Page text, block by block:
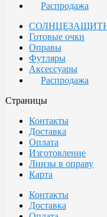
Распродажа
Готовые очки
Оправы
Футляры
Аксессуары
Распродажа
Страницы
Контакты
Доставка
Оплата
Изготовление
Линзы в оправу
Карта
Контакты
Доставка